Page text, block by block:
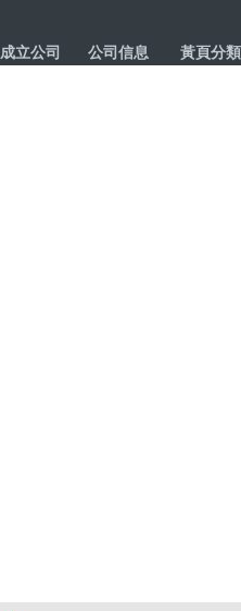
成立公司 公司信息 黃頁分類